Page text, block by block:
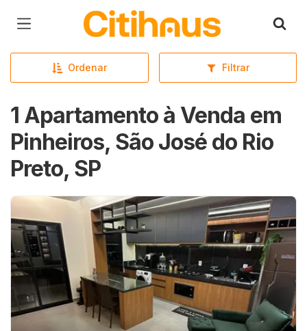
Página inicial
Ordenar Filtrar
1 Apartamento à Venda em
Pinheiros, São José do Rio
Preto, SP